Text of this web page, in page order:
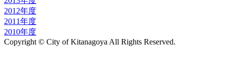
2012年度
2011年度
2010年度
Copyright © City of Kitanagoya All Rights Reserved.